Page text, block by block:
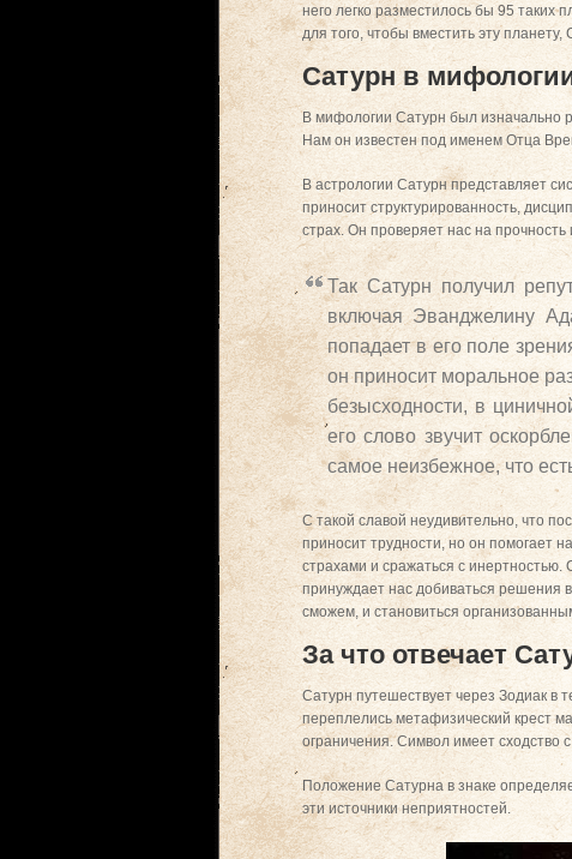
него легко разместилось бы 95 таких
для того, чтобы вместить эту
Сатурн в
В мифологии Сатурн был изначально
Нам он известен под именем Отца
В астрологии Сатурн представляет
приносит структурированность,
страх. Он проверяет нас на
Так Сатурн получил
включая Эванджелину
попадает в его поле
он приносит моральное
безысходности, в
его слово звучит
самое неизбежное, что
С такой славой неудивительно, что
приносит трудности, но он помогает
страхами и сражаться с
принуждает нас добиваться решения
сможем, и становиться
За что отвечает
Сатурн путешествует через Зодиак в
переплелись метафизический крест
ограничения. Символ имеет сходство
Положение Сатурна в знаке
эти источники неприятностей.